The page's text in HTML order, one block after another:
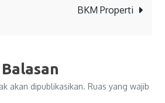
BKM Properti
akan dipublikasikan. Ruas yang wajib